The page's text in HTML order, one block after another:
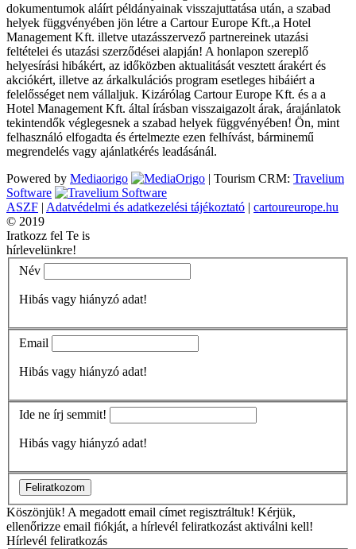
dokumentumok aláírt példányainak visszajuttatása után, a szabad
helyek függvényében jön létre a Cartour Europe Kft.,a Hotel
Management Kft. illetve utazásszervező partnereinek utazási
feltételei és utazási szerződései alapján! A honlapon szereplő
helyesírási hibákért, az időközben aktualitását vesztett árakért és
akciókért, illetve az árkalkulációs program esetleges hibáiért a
felelősséget nem vállaljuk. Kizárólag Cartour Europe Kft. és a a
Hotel Management Kft. által írásban visszaigazolt árak, árajánlatok
tekintendők véglegesnek a szabad helyek függvényében! Ön, mint
felhasználó elfogadta és értelmezte ezen felhívást, bárminemű
megrendelés vagy ajánlatkérés leadásánál.
Powered by Mediaorigo | Tourism CRM: Travelium
Software
ASZF | Adatvédelmi és adatkezelési tájékoztató | cartoureurope.hu
© 2019
Iratkozz fel Te is
hírlevelünkre!
Név
Hibás vagy hiányzó adat!
Email
Hibás vagy hiányzó adat!
Ide ne írj semmit!
Hibás vagy hiányzó adat!
Feliratkozom
Köszönjük! A megadott email címet regisztráltuk! Kérjük,
ellenőrizze email fiókját, a hírlevél feliratkozást aktiválni kell!
Hírlevél feliratkozás